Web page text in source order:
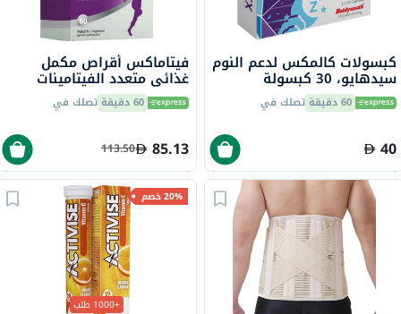
كبسولات كالمكس لدعم النوم
سيدهايو، 30 كبسولة
60 دقيقة تصلك في
40
فيتاماكس أقراص مكمل
غذائي متعدد الفيتامينات
للنساء، مرة واحدة يوميًا،
حزمة من 60
60 دقيقة تصلك في
85.13
113.50
20% خصم
+1000 طلب